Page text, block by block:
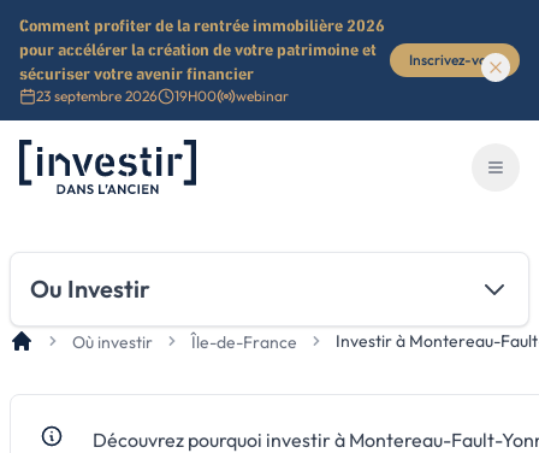
Comment profiter de la rentrée immobilière 2026
pour accélérer la création de votre patrimoine et
sécuriser votre avenir financier
23 septembre 2026 19H00 webinar
Inscrivez-vous
Investir dans l'ancien
Ou Investir
Où investir Île-de-France Investir à Montereau-
Découvrez pourquoi investir à Montereau-Fault-